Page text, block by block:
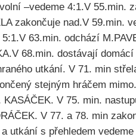
–vedeme 4:1.V 55.min.
zakončuje nad.V 59.min.
63.min. odchází
68.min. dostávají
utkání. V 71. min
stejným hráčem
KASÁČEK. V 75. min.
V 77. a 78. min
a utkání s přehledem